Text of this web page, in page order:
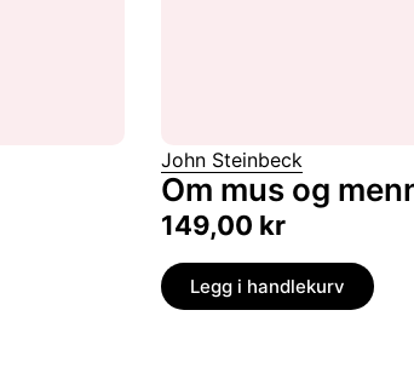
John Steinbeck
Om mus og
149,00 kr
Legg i handlekurv